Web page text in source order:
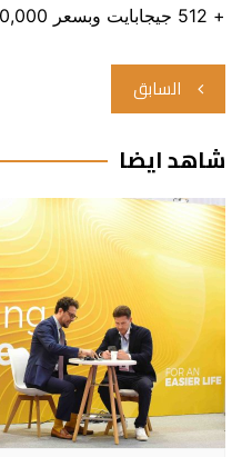
+ 512 جيجابايت وبسعر 1,500,000 د.ع .
تصفّح
المقالات
السابق
شاهد ايضا